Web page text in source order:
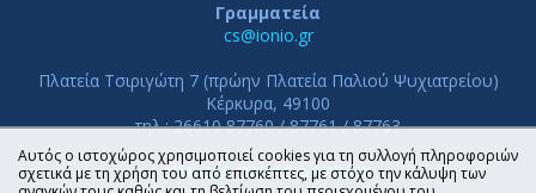
Γραμματεία
cs@ionio.gr
Πλατεία Τσιριγώτη 7 (πρώην Πλατεία Παλιού Ψυχιατρείου)
Κέρκυρα, 49100
τηλ.: 26610 87760 / 87761 / 87763
ΤΜΗΜΑ ΠΛΗΡΟΦΟΡΙΚΗΣ
Αυτός ο ιστοχώρος χρησιμοποιεί cookies για τη συλλογή πληροφοριών
σχετικά με τη χρήση του από επισκέπτες, με στόχο την κάλυψη των